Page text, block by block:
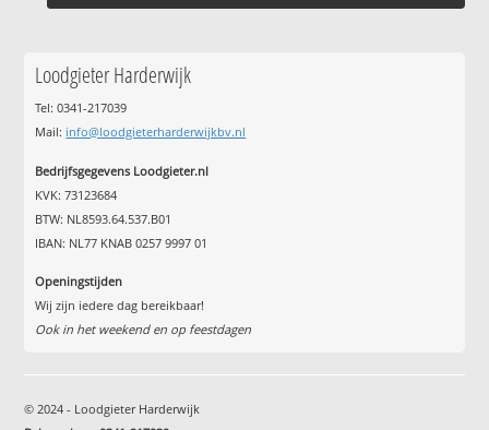
Loodgieter Harderwijk
Tel: 0341-217039
Mail: info@loodgieterharderwijkbv.nl
Bedrijfsgegevens Loodgieter.nl
KVK: 73123684
BTW: NL8593.64.537.B01
IBAN: NL77 KNAB 0257 9997 01
Openingstijden
Wij zijn iedere dag bereikbaar!
Ook in het weekend en op feestdagen
© 2024 - Loodgieter Harderwijk